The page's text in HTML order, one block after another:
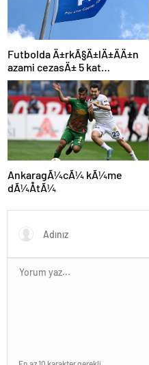
Futbolda Ä±rkÃ§Ä±lÄ±ÄÄ±n
azami cezasÄ± 5 kat
arttÄ±rÄ±ldÄ±
AnkaragÃ¼cÃ¼ kÃ¼me
dÃ¼ÅtÃ¼